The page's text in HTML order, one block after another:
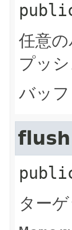
任意
プッシ
バッ
flush
ターゲ